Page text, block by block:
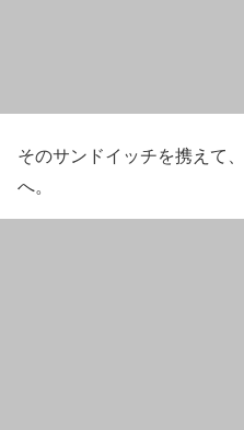
そのサンドイッチを携えて、
へ。